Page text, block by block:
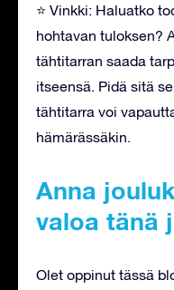
⭐ Vinkki: Haluatko
hohtavan tuloksen?
tähtitarran saada
itseensä. Pidä sitä
tähtitarra voi
hämärässäkin.
Anna
valoa tänä
Olet oppinut tässä